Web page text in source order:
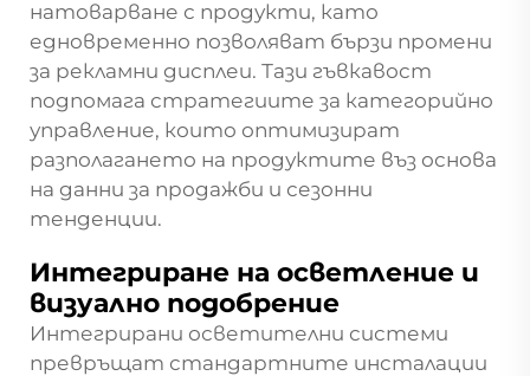
натоварване с продукти, като
едновременно позволяват бързи промени
за рекламни дисплеи. Тази гъвкавост
подпомага стратегиите за категорийно
управление, които оптимизират
разполагането на продуктите въз основа
на данни за продажби и сезонни
тенденции.
Интегриране на осветление и
визуално подобрение
Интегрирани осветителни системи
превръщат стандартните инсталации